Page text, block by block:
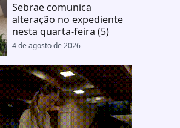
Sebrae comunica
alteração no expediente
nesta quarta-feira (5)
4 de agosto de 2026